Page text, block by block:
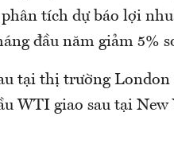
tích dự báo lợi
đầu năm giảm 5%
tại thị trường
WTI giao sau tại